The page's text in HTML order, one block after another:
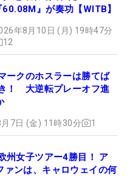
60.08M』が奏功【WITB】
年8月10日 (月) 19時47分
12
ークのホスラーは勝てば
！ 大逆転プレーオフ進
7日 (金) 11時30分 1
州女子ツアー4勝目！ ア
ァンは、キャロウェイの何